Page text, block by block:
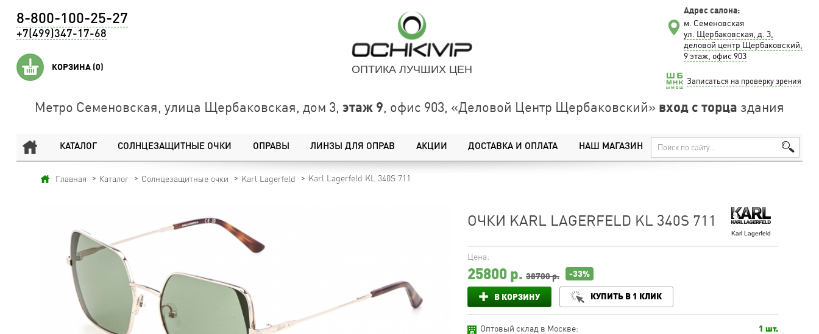
8-800-100-25-27
+7(499)347-17-68
КОРЗИНА (0) ОПТИКА ЛУЧШИХ ЦЕН
Адрес салона:
м. Семеновская
ул. Щербаковская, д. 3,
деловой центр Щербаковский,
9 этаж, офис 903
Записаться на проверку зрения
Метро Семеновская, улица Щербаковская, дом 3, этаж 9, офис 903, «Деловой Центр Щербаковский» вход с торца здания
КАТАЛОГ СОЛНЦЕЗАЩИТНЫЕ ОЧКИ ОПРАВЫ ЛИНЗЫ ДЛЯ ОПРАВ АКЦИИ ДОСТАВКА И ОПЛАТА НАШ МАГАЗИН
Главная Каталог Солнцезащитные очки Karl Lagerfeld Karl Lagerfeld KL 340S 711
Karl Lagerfeld
ОЧКИ KARL LAGERFELD KL 340S 711
Цена:
25800 р. 38700 р. -33%
В КОРЗИНУ КУПИТЬ В 1 КЛИК
Оптовый склад в Москве: 1 шт.